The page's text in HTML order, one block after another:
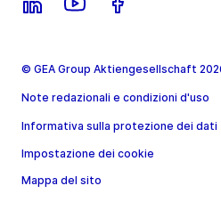
© GEA Group Aktiengesellschaft
Note redazionali e condizioni d'uso
Informativa sulla protezione dei dati
Impostazione dei cookie
Mappa del sito